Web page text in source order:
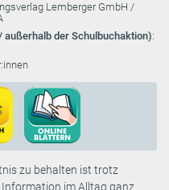
Lemberger GmbH /
außerhalb der Schulbuchaktion):
zu behalten ist trotz
im Alltag ganz